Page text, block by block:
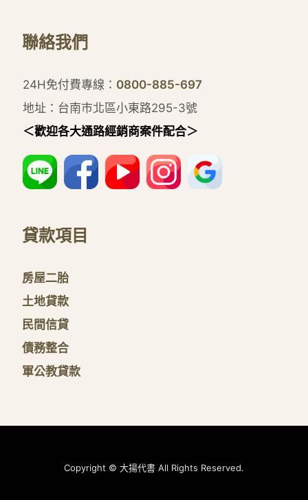
聯絡我們
24H免付費專線： 0800-885-697
地址：台南市北區小東路295-3號
＜歡迎各大通路經銷商案件配合＞
貸款項目
房屋二胎
土地貸款
民間信貸
債務整合
軍公教貸款
Copyright © 大揚代書 All Rights Reserved.